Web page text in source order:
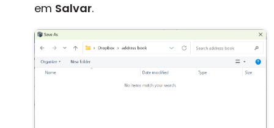
em Salvar.